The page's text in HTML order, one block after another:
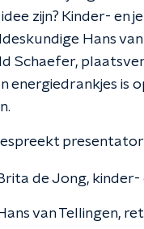
zijn? Kinder- en
Hans
Schaefer,
energiedrankjes is
presentator
de Jong, kinder-
van Tellingen,